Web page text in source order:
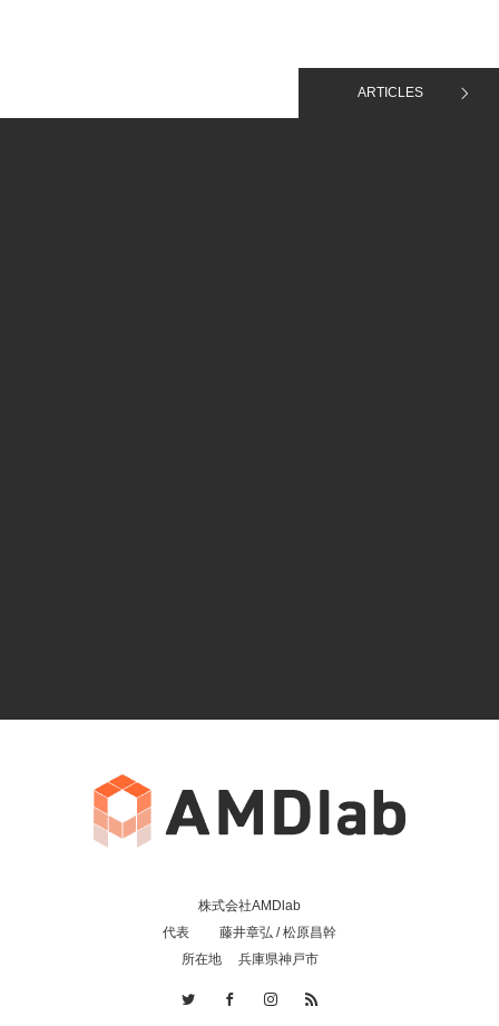
ARTICLES
株式会社AMDlab
代表 藤井章弘 / 松原昌幹
所在地 兵庫県神戸市